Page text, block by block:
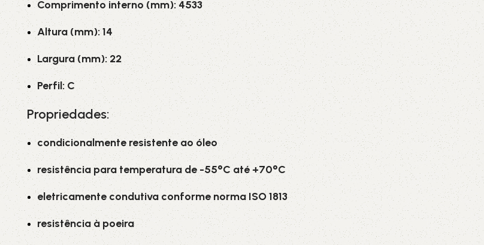
Comprimento interno (mm): 4533
Altura (mm): 14
Largura (mm): 22
Perfil: C
Propriedades:
condicionalmente resistente ao óleo
resistência para temperatura de -55°C até +70°C
eletricamente condutiva conforme norma ISO 1813
resistência à poeira